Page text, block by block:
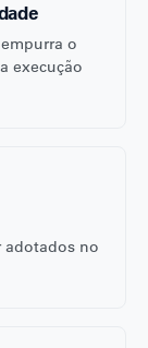
o
execução
adotados no